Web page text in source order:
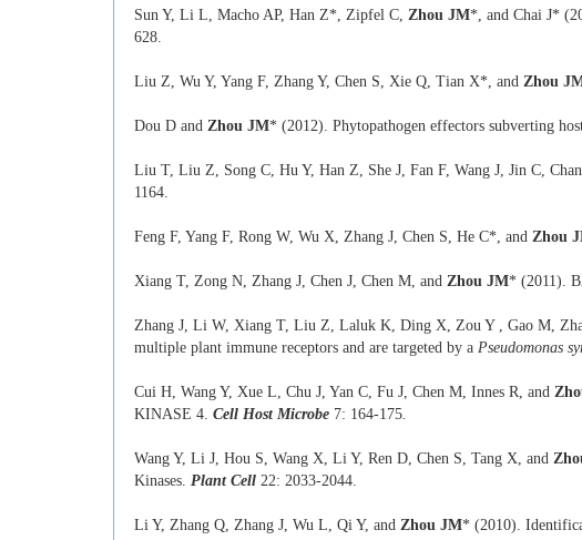
Sun Y, Li L, Macho AP, Han Z*, Zipfel C, Zhou JM*, and Chai J*
628.
Liu Z, Wu Y, Yang F, Zhang Y, Chen S, Xie Q, Tian X*, and Zhou
Dou D and Zhou JM* (2012). Phytopathogen effectors subverting
Liu T, Liu Z, Song C, Hu Y, Han Z, She J, Fan F, Wang J, Jin C,
1164.
Feng F, Yang F, Rong W, Wu X, Zhang J, Chen S, He C*, and Zhou
Xiang T, Zong N, Zhang J, Chen J, Chen M, and Zhou JM* (2011).
Zhang J, Li W, Xiang T, Liu Z, Laluk K, Ding X, Zou Y , Gao M,
multiple plant immune receptors and are targeted by a Pseudomonas
Cui H, Wang Y, Xue L, Chu J, Yan C, Fu J, Chen M, Innes R, and
KINASE 4. Cell Host Microbe 7: 164-175.
Wang Y, Li J, Hou S, Wang X, Li Y, Ren D, Chen S, Tang X, and
Kinases. Plant Cell 22: 2033-2044.
Li Y, Zhang Q, Zhang J, Wu L, Qi Y, and Zhou JM* (2010).